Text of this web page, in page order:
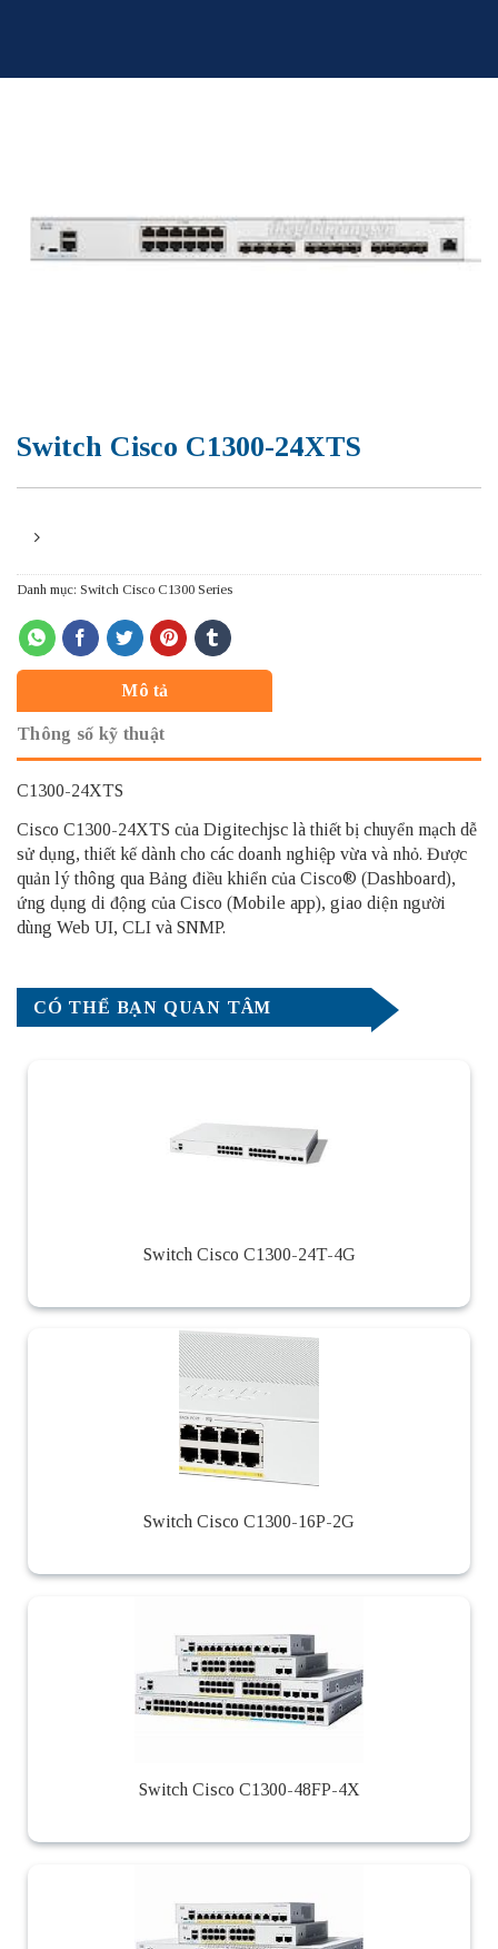
Switch Cisco C1300-24XTS
Danh mục: Switch Cisco C1300 Series
Mô tả
Thông số kỹ thuật
C1300-24XTS
Cisco C1300-24XTS của Digitechjsc là thiết bị chuyển mạch dễ
sử dụng, thiết kế dành cho các doanh nghiệp vừa và nhỏ. Được
quản lý thông qua Bảng điều khiển của Cisco® (Dashboard),
ứng dụng di động của Cisco (Mobile app), giao diện người
dùng Web UI, CLI và SNMP.
CÓ THỂ BẠN QUAN TÂM
Switch Cisco C1300-24T-4G
Switch Cisco C1300-16P-2G
Switch Cisco C1300-48FP-4X